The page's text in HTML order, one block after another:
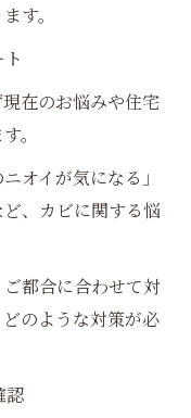
す。
在のお悩みや住宅
。
オイが気になる」
、カビに関する悩
都合に合わせて対
のような対策が必
認